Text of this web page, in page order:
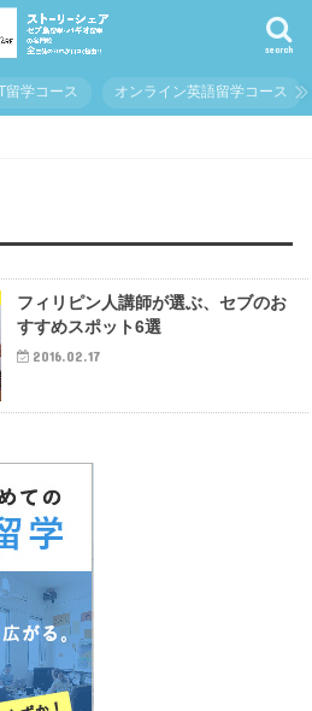
search
IT留学コース オンライン英語留学コース
フィリピン人講師が選ぶ、セブのお
すすめスポット6選
2016.02.17